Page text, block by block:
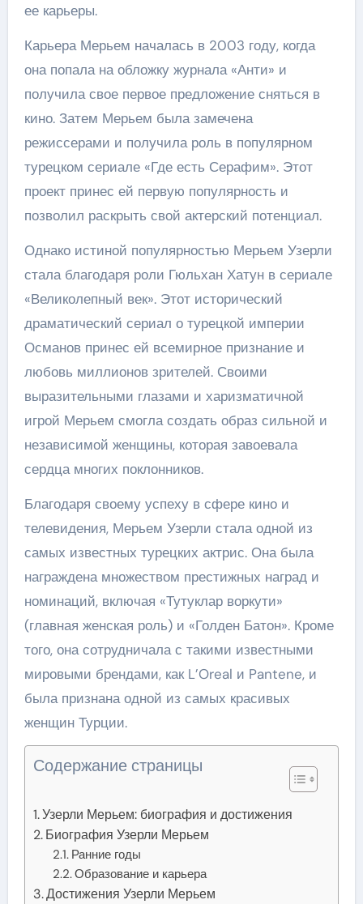
ее карьеры.
Карьера Мерьем началась в 2003 году, когда
она попала на обложку журнала «Анти» и
получила свое первое предложение сняться в
кино. Затем Мерьем была замечена
режиссерами и получила роль в популярном
турецком сериале «Где есть Серафим». Этот
проект принес ей первую популярность и
позволил раскрыть свой актерский потенциал.
Однако истиной популярностью Мерьем Узерли
стала благодаря роли Гюльхан Хатун в сериале
«Великолепный век». Этот исторический
драматический сериал о турецкой империи
Османов принес ей всемирное признание и
любовь миллионов зрителей. Своими
выразительными глазами и харизматичной
игрой Мерьем смогла создать образ сильной и
независимой женщины, которая завоевала
сердца многих поклонников.
Благодаря своему успеху в сфере кино и
телевидения, Мерьем Узерли стала одной из
самых известных турецких актрис. Она была
награждена множеством престижных наград и
номинаций, включая «Тутуклар воркути»
(главная женская роль) и «Голден Батон». Кроме
того, она сотрудничала с такими известными
мировыми брендами, как L’Oreal и Pantene, и
была признана одной из самых красивых
женщин Турции.
Содержание страницы
Узерли Мерьем: биография и достижения
Биография Узерли Мерьем
Ранние годы
Образование и карьера
Достижения Узерли Мерьем